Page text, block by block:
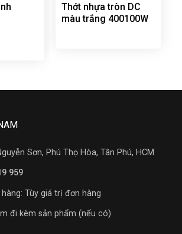
Thớt nhựa tròn DC
màu trắng 400100W
Sơn, Phú Thọ Hòa, Tân Phú, HCM
959
Tùy giá trị đơn hàng
đi kèm sản phẩm (nếu có)